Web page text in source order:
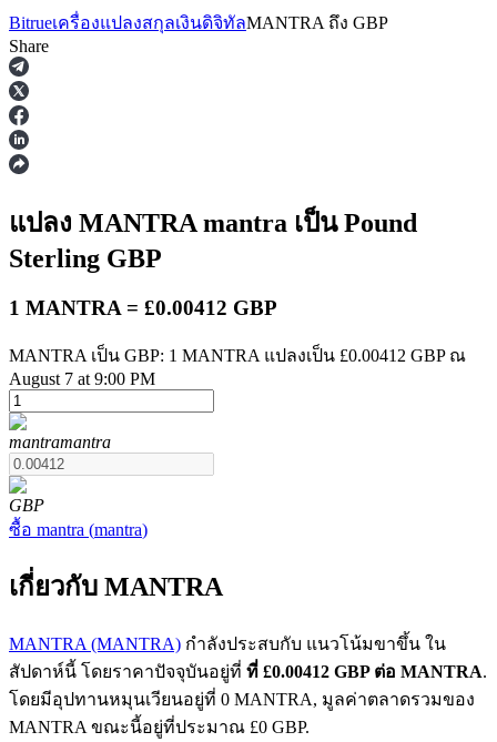
ฟิวเจอร์ส
ฟิวเจอร์สที่ใช้ USDT เป็นหลักประกัน
ฟิวเจอร์ส COIN-M
ฟิวเจอร์สสกุลเงินดิจิทัล
Bitrueเครื่องแปลงสกุลเงินดิจิทัลMANTRA ถึง GBP
Share
แปลง MANTRA mantra เป็น Pound
Sterling GBP
1 MANTRA = £0.00412 GBP
MANTRA เป็น GBP: 1 MANTRA แปลงเป็น £0.00412 GBP ณ
August 7 at 9:00 PM
mantramantra
GBP
ซื้อ mantra (mantra)
เกี่ยวกับ MANTRA
MANTRA (MANTRA) กำลังประสบกับ แนวโน้มขาขึ้น ใน
สัปดาห์นี้ โดยราคาปัจจุบันอยู่ที่ ที่ £0.00412 GBP ต่อ MANTRA.
โดยมีอุปทานหมุนเวียนอยู่ที่ 0 MANTRA, มูลค่าตลาดรวมของ
MANTRA ขณะนี้อยู่ที่ประมาณ £0 GBP.